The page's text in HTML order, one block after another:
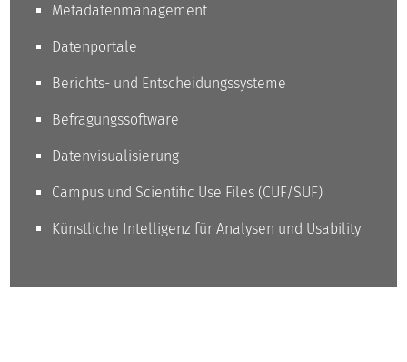
Metadatenmanagement
Datenportale
Berichts- und Entscheidungssysteme
Befragungssoftware
Datenvisualisierung
Campus und Scientific Use Files (CUF/SUF)
Künstliche Intelligenz für Analysen und Usability